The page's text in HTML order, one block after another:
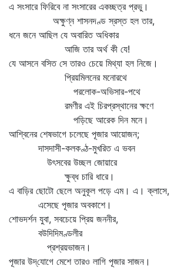
এ সংসারে ফিরিবে না সংসারের একচ্ছত্র প্রভু।
অক্ষুণ্ন শাসনদণ্ড স্রস্ত হল তার,
ধনে জনে আছিল যে অবারিত অধিকার
আজি তার অর্থ কী যে!
যে আসনে বসিত সে তারও চেয়ে মিথ্যা হল নিজে।
প্রিয়মিলনের মনোরথে
পরলোক-অভিসার-পথে
রমণীর এই চিরপ্রস্থানের ক্ষণে
পড়িছে আরেক দিন মনে।
আশ্বিনের শেষভাগে চলেছে পূজার আয়োজন;
দাসদাসী-কলকণ্ঠ-মুখরিত এ ভবন
উৎসবের উচ্ছল জোয়ারে
ক্ষুব্ধ চারি ধারে।
এ বাড়ির ছোটো ছেলে অনুকূল পড়ে এম। এ। ক্লাসে,
এসেছে পূজার অবকাশে।
শোভদর্শন যুবা, সবচেয়ে প্রিয় জননীর,
বউদিদিমণ্ডলীর
প্রশ্রয়ভাজন।
পূজার উদ্‌যোগে মেশে তারও লাগি পূজার সাজন।